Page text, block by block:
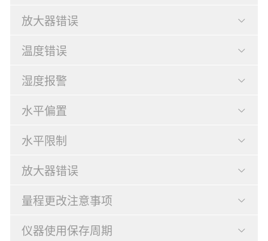
放大器错误
温度错误
湿度报警
水平偏置
水平限制
放大器错误
量程更改注意事项
仪器使用保存周期